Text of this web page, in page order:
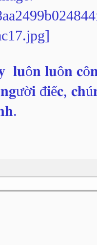
𝐥𝐮ô𝐧 𝐥𝐮ô𝐧
𝐧𝐠ườ𝐢 đ𝐢ế𝐜,